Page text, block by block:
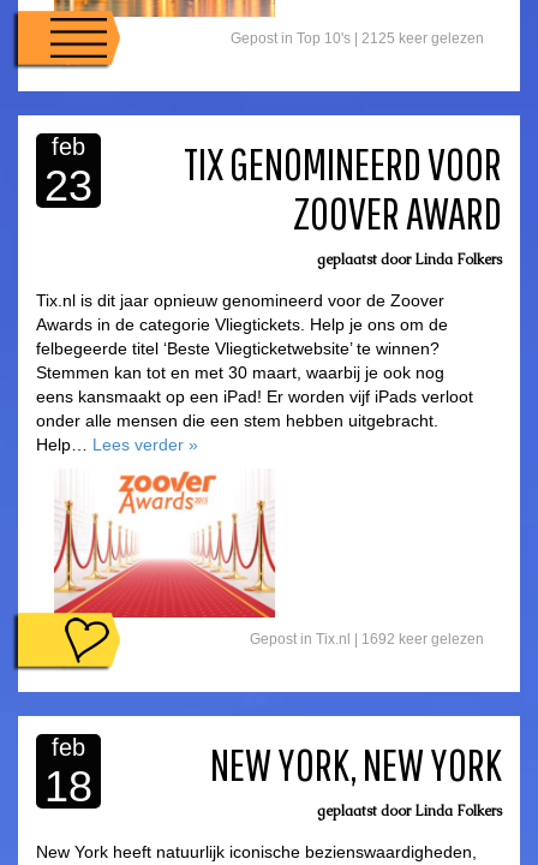
Gepost in Top 10's | 2125 keer gelezen
feb
23
TIX GENOMINEERD VOOR
ZOOVER AWARD
geplaatst doorLinda Folkers
Tix.nl is dit jaar opnieuw genomineerd voor de Zoover
Awards in de categorie Vliegtickets. Help je ons om de
felbegeerde titel ‘Beste Vliegticketwebsite’ te winnen?
Stemmen kan tot en met 30 maart, waarbij je ook nog
eens kansmaakt op een iPad! Er worden vijf iPads verloot
onder alle mensen die een stem hebben uitgebracht.
Help… Lees verder »
Gepost in Tix.nl 1692 keer gelezen
feb
18 NEW YORK, NEW YORK
geplaatst doorLinda Folkers
New York heeft natuurlijk iconische bezienswaardigheden,